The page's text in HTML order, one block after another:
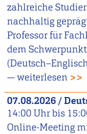
zahlreiche
nachhaltig
Professor für
dem
— weiterlesen >>
07.08.2026/
14:00 Uhr bis
Online-Meeting